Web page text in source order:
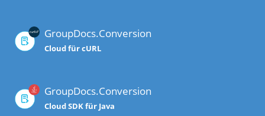
GroupDocs.Conversion
Cloud für cURL
GroupDocs.Conversion
Cloud SDK für Java